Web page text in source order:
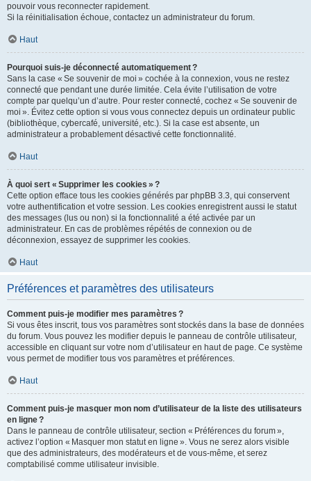
pouvoir vous reconnecter rapidement.
Si la réinitialisation échoue, contactez un administrateur du forum.
Haut
Pourquoi suis-je déconnecté automatiquement ?
Sans la case « Se souvenir de moi » cochée à la connexion, vous ne restez
connecté que pendant une durée limitée. Cela évite l’utilisation de votre
compte par quelqu’un d’autre. Pour rester connecté, cochez « Se souvenir de
moi ». Évitez cette option si vous vous connectez depuis un ordinateur public
(bibliothèque, cybercafé, université, etc.). Si la case est absente, un
administrateur a probablement désactivé cette fonctionnalité.
Haut
À quoi sert « Supprimer les cookies » ?
Cette option efface tous les cookies générés par phpBB 3.3, qui conservent
votre authentification et votre session. Les cookies enregistrent aussi le statut
des messages (lus ou non) si la fonctionnalité a été activée par un
administrateur. En cas de problèmes répétés de connexion ou de
déconnexion, essayez de supprimer les cookies.
Haut
Préférences et paramètres des utilisateurs
Comment puis-je modifier mes paramètres ?
Si vous êtes inscrit, tous vos paramètres sont stockés dans la base de données
du forum. Vous pouvez les modifier depuis le panneau de contrôle utilisateur,
accessible en cliquant sur votre nom d’utilisateur en haut de page. Ce système
vous permet de modifier tous vos paramètres et préférences.
Haut
Comment puis-je masquer mon nom d’utilisateur de la liste des utilisateurs
en ligne ?
Dans le panneau de contrôle utilisateur, section « Préférences du forum »,
activez l’option « Masquer mon statut en ligne ». Vous ne serez alors visible
que des administrateurs, des modérateurs et de vous-même, et serez
comptabilisé comme utilisateur invisible.